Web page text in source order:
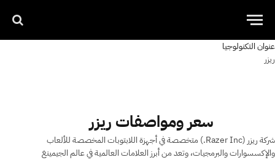
عنوان التكنولوجيا
ريزر
سعر ومواصفات ريزر
شركة ريزر (Razer Inc.) متخصصة في أجهزة اللابتوبات المخصصة للألعاب
والإكسسوارات والبرمجيات، وتعد من أبرز العلامات العالمية في عالم الجيمينغ